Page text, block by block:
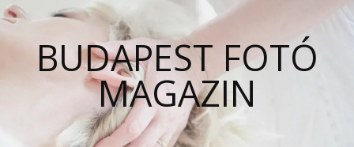
BUDAPEST FOTÓ
MAGAZIN